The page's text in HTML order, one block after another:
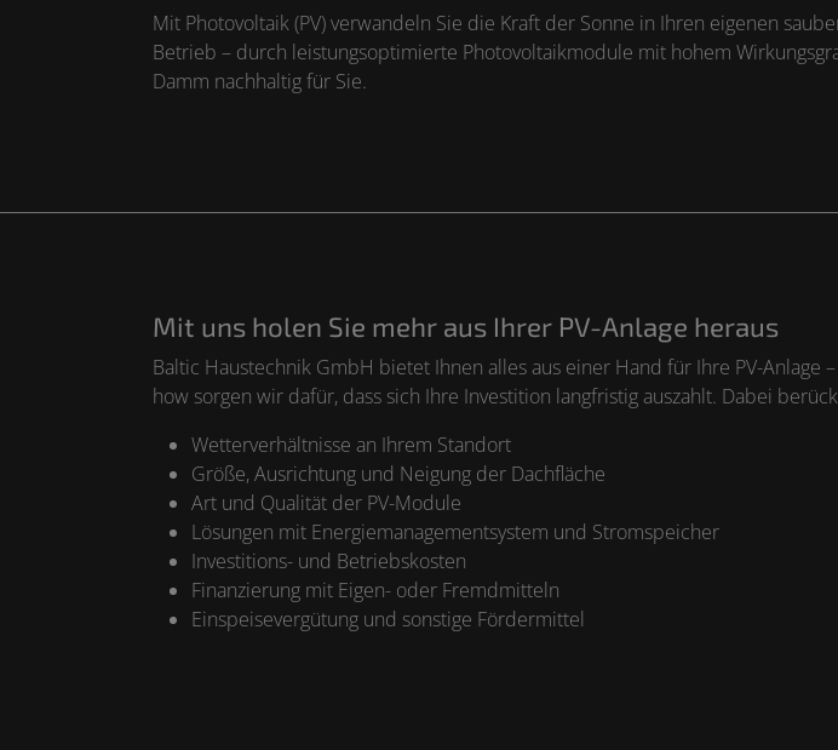
Mit Photovoltaik (PV) verwandeln Sie die Kraft der Sonne in Ihren eigenen
Betrieb – durch leistungsoptimierte Photovoltaikmodule mit hohem
Damm nachhaltig für Sie.
Mit uns holen Sie mehr aus Ihrer PV-Anlage heraus
Baltic Haustechnik GmbH bietet Ihnen alles aus einer Hand für Ihre PV-
how sorgen wir dafür, dass sich Ihre Investition langfristig auszahlt. Dabei
Wetterverhältnisse an Ihrem Standort
Größe, Ausrichtung und Neigung der Dachfläche
Art und Qualität der PV-Module
Lösungen mit Energiemanagementsystem und Stromspeicher
Investitions- und Betriebskosten
Finanzierung mit Eigen- oder Fremdmitteln
Einspeisevergütung und sonstige Fördermittel